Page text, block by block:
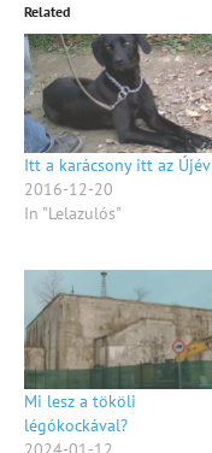
Related
Itt a karácsony itt az Újév
2016-12-20
In "Lelazulós"
Mi lesz a tököli
légókockával?